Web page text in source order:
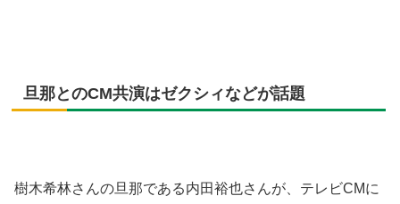
旦那とのCM共演はゼクシィなどが話題
樹木希林さんの旦那である内田裕也さんが、テレビCMに